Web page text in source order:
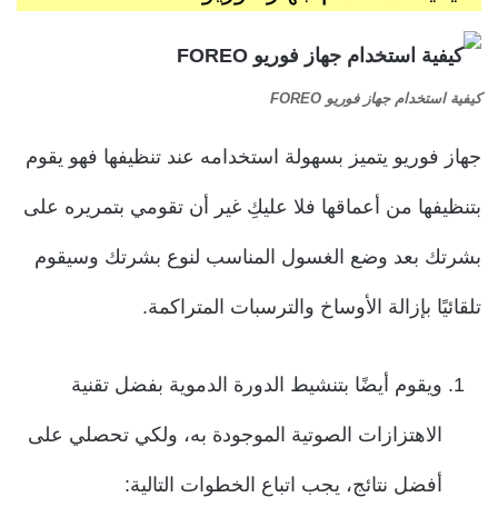
كيفية استخدام جهاز فوريو FOREO
جهاز فوريو يتميز بسهولة استخدامه عند تنظيفها فهو يقوم
بتنظيفها من أعماقها فلا عليكِ غير أن تقومي بتمريره على
بشرتك بعد وضع الغسول المناسب لنوع بشرتك وسيقوم
تلقائيًا بإزالة الأوساخ والترسبات المتراكمة.
ويقوم أيضًا بتنشيط الدورة الدموية بفضل تقنية
الاهتزازات الصوتية الموجودة به، ولكي تحصلي على
أفضل نتائج، يجب اتباع الخطوات التالية: